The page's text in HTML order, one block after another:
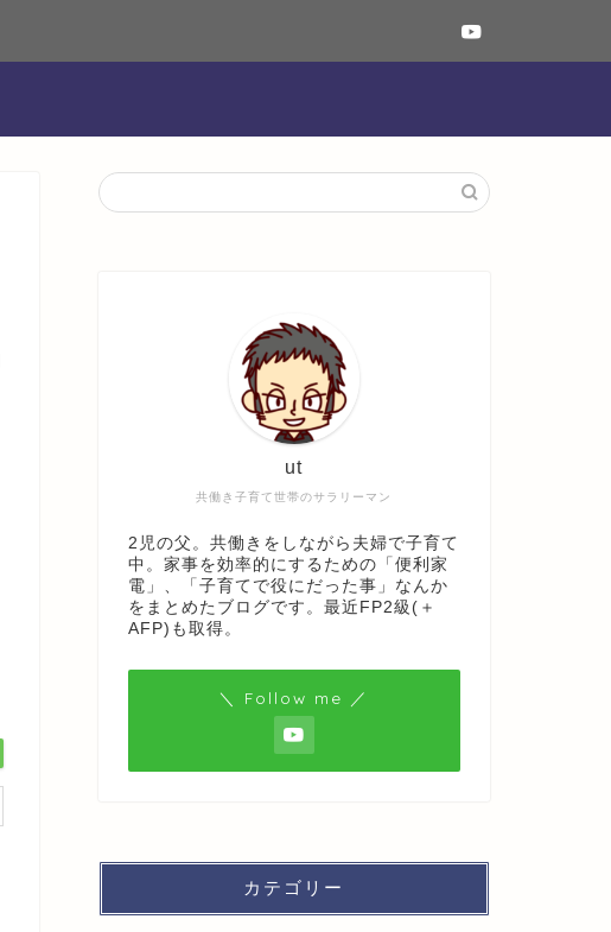
共働き子育て世帯のサラリーマン
ut
2児の父。共働きをしながら夫婦で子育て
中。家事を効率的にするための「便利家
電」、「子育てで役にだった事」なんか
をまとめたブログです。最近FP2級(＋
AFP)も取得。
＼ Follow me ／
カテゴリー